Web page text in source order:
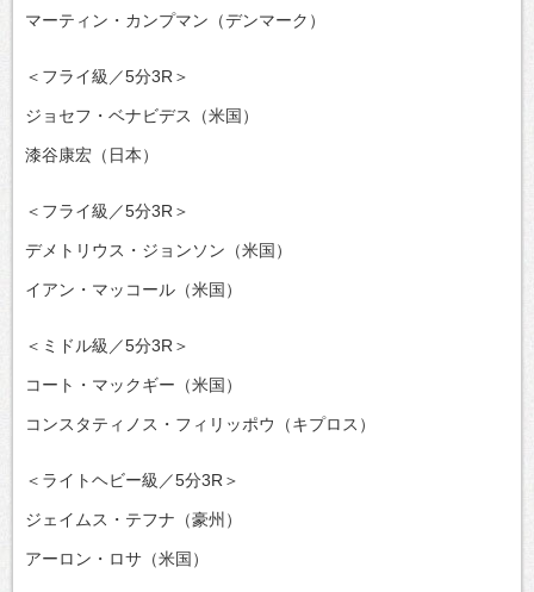
マーティン・カンプマン（デンマーク）
＜フライ級／5分3R＞
ジョセフ・ベナビデス（米国）
漆谷康宏（日本）
＜フライ級／5分3R＞
デメトリウス・ジョンソン（米国）
イアン・マッコール（米国）
＜ミドル級／5分3R＞
コート・マックギー（米国）
コンスタティノス・フィリッポウ（キプロス）
＜ライトヘビー級／5分3R＞
ジェイムス・テフナ（豪州）
アーロン・ロサ（米国）